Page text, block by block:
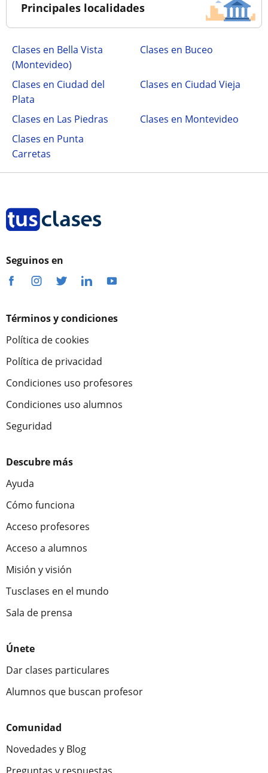
Principales localidades
Clases en Bella Vista
(Montevideo)
Clases en Buceo
Clases en Ciudad del
Plata
Clases en Ciudad Vieja
Clases en Las Piedras
Clases en Montevideo
Clases en Punta
Carretas
Seguinos en
Términos y condiciones
Política de cookies
Política de privacidad
Condiciones uso profesores
Condiciones uso alumnos
Seguridad
Descubre más
Ayuda
Cómo funciona
Acceso profesores
Acceso a alumnos
Misión y visión
Tusclases en el mundo
Sala de prensa
Únete
Dar clases particulares
Alumnos que buscan profesor
Comunidad
Novedades y Blog